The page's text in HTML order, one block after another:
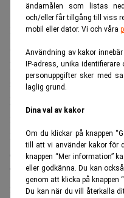
ändamålen som listas
och/eller får tillgång till viss
mobil eller dator. Vi och våra
Användning av kakor
IP-adress, unika
personuppgifter sker med
laglig grund.
Dina val av kakor
Om du klickar på knappen
till att vi använder kakor för
knappen “Mer information”
eller godkänna. Du kan
genom att klicka på knappen
Du kan när du vill återkalla
LW Advisory drivs som
Sedan tidigare finns
Medan Legal Works, som
rekrytering, har många av
kunder, är dotterbolagen
för affärsjuridik.
LWA kommer även att
därmed upp kampen med
Totalt sett sysselsätter
25 personer, varav ett